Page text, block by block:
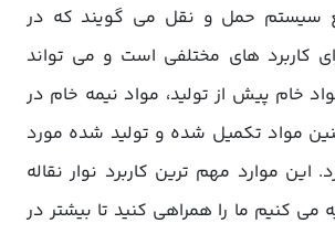
سیستم حمل و نقل می گویند که در
کاربرد های مختلفی است و می تواند
خام پیش از تولید، مواد نیمه خام در
مواد تکمیل شده و تولید شده مورد
این موارد مهم ترین کاربرد نوار نقاله
می کنیم ما را همراهی کنید تا بیشتر در